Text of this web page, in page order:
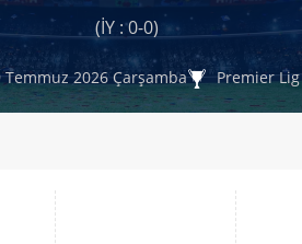
(İY : 0-0)
Temmuz 2026 Çarşamba Premier Lig